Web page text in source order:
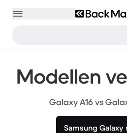
Modellen
Galaxy A16 vs
Samsung Galaxy